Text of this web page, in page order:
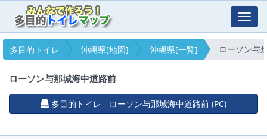
多目的トイレ
沖縄県[地図] 沖縄県[一覧] ローソン与
ローソン与那城海中道路前
多目的トイレ - ローソン与那城海中道路前 (PC)